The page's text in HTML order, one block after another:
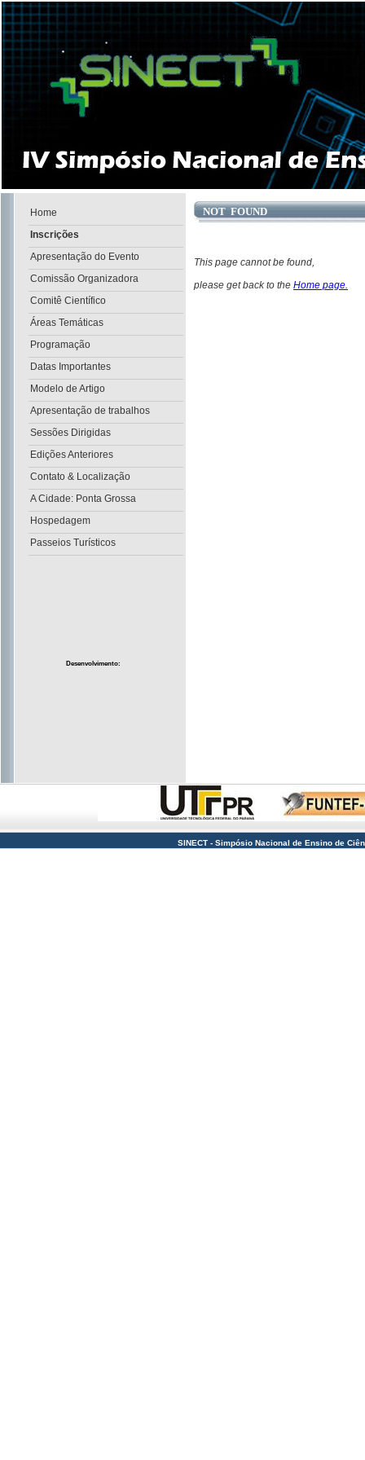
Home
Inscrições
Apresentação do Evento
Comissão Organizadora
Comitê Científico
Áreas Temáticas
Programação
Datas Importantes
Modelo de Artigo
Apresentação de trabalhos
Sessões Dirigidas
Edições Anteriores
Contato & Localização
A Cidade: Ponta Grossa
Hospedagem
Passeios Turísticos
Desenvolvimento:
NOT FOUND
This page cannot be found,
please get back to the Home page.
SINECT - Simpósio Nacional de Ensino de